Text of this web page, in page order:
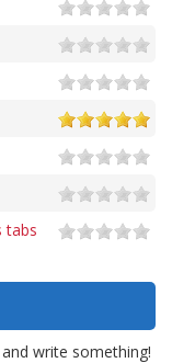
tabs
write something!